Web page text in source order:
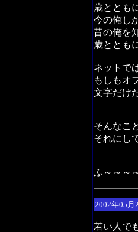
歳ととも
今の俺し
昔の俺を
歳ととも
ネットで
もしもオ
文字だけ
そんなこ
それにし
ふ～～～
2002年05月
若い人で